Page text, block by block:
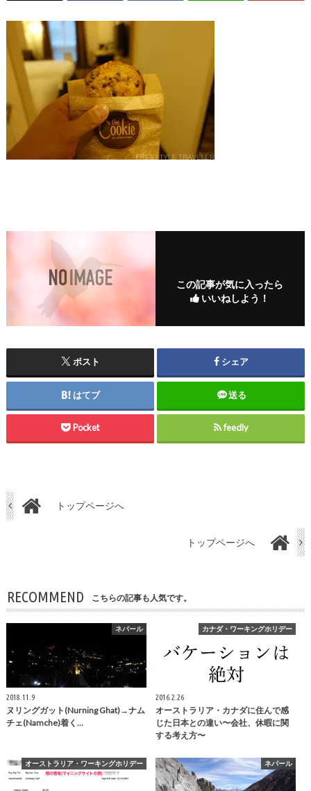
この記事が気に入ったら
いいねしよう！
ポスト シェア
はてブ 送る
Pocket feedly
トップページへ
トップページへ
RECOMMEND こちらの記事も人気です。
ネパール
2018.11.9
ヌリングガット(Nurning Ghat)→ナム
チェ(Namche)着く…
カナダ・ワーキングホリデー
2016.2.26
オーストラリア・カナダに住んで感
じた日本との違い〜会社、休暇に関
する考え方〜
オーストラリア・ワーキングホリデー ネパール